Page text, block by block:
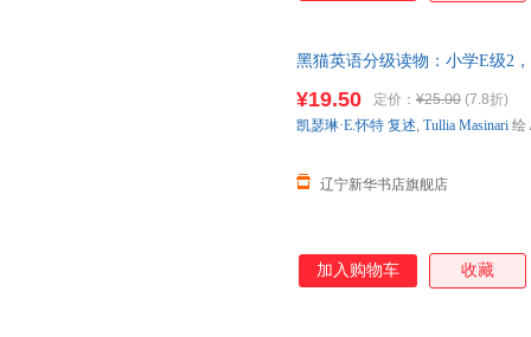
黑猫英语分级读物：小学E级2
¥19.50 定价： ¥25.00 (7.8折)
辽宁新华书店旗舰店
凯瑟琳·E.怀特 复述, Tullia Masinari 绘
加入购物车 收藏